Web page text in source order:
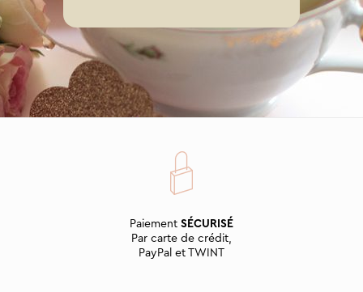
Paiement SÉCURISÉ
Par carte de crédit,
PayPal et TWINT